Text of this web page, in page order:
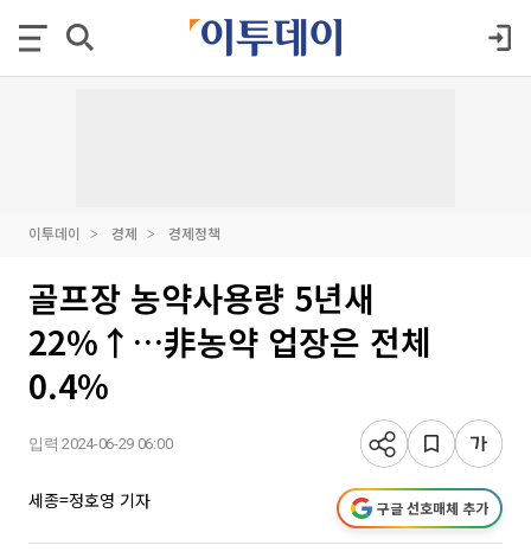
이투데이 경제 경제정책
골프장 농약사용량 5년새
22%↑…非농약 업장은 전체
0.4%
입력 2024-06-29 06:00
세종=정호영 기자 구글 선호매체 추가